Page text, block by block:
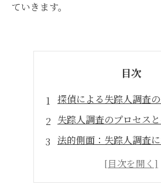
ていきます。
目次
探偵による失踪人調査
失踪人調査のプロセス
法的側面：失踪人調査
心理的要因と失踪の背景
成功事例：失踪人調査